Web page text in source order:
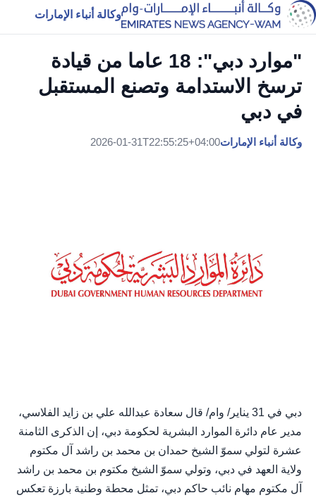
وكالة أنباء الإمارات
"موارد دبي": 18 عاما من قيادة
ترسخ الاستدامة وتصنع المستقبل
في دبي
وكالة أنباء الإمارات2026-01-31T22:55:25+04:00
دبي في 31 يناير/ وام/ قال سعادة عبدالله علي بن زايد الفلاسي،
مدير عام دائرة الموارد البشرية لحكومة دبي، إن الذكرى الثامنة
عشرة لتولي سموّ الشيخ حمدان بن محمد بن راشد آل مكتوم
ولاية العهد في دبي، وتولي سموّ الشيخ مكتوم بن محمد بن راشد
آل مكتوم مهام نائب حاكم دبي، تمثل محطة وطنية بارزة تعكس